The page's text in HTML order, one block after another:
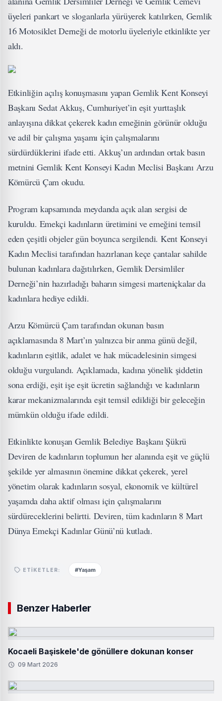
üyeleri pankart ve sloganlarla yürüyerek katılırken, Gemlik
16 Motosiklet Derneği de motorlu üyeleriyle etkinlikte yer
aldı.
Etkinliğin açılış konuşmasını yapan Gemlik Kent Konseyi
Başkanı Sedat Akkuş, Cumhuriyet’in eşit yurttaşlık
anlayışına dikkat çekerek kadın emeğinin görünür olduğu
ve adil bir çalışma yaşamı için çalışmalarını
sürdürdüklerini ifade etti. Akkuş’un ardından ortak basın
metnini Gemlik Kent Konseyi Kadın Meclisi Başkanı Arzu
Kömürcü Çam okudu.
Program kapsamında meydanda açık alan sergisi de
kuruldu. Emekçi kadınların üretimini ve emeğini temsil
eden çeşitli objeler gün boyunca sergilendi. Kent Konseyi
Kadın Meclisi tarafından hazırlanan keçe çantalar sahilde
bulunan kadınlara dağıtılırken, Gemlik Dersimliler
Derneği’nin hazırladığı baharın simgesi marteniçkalar da
kadınlara hediye edildi.
Arzu Kömürcü Çam tarafından okunan basın
açıklamasında 8 Mart’ın yalnızca bir anma günü değil,
kadınların eşitlik, adalet ve hak mücadelesinin simgesi
olduğu vurgulandı. Açıklamada, kadına yönelik şiddetin
sona erdiği, eşit işe eşit ücretin sağlandığı ve kadınların
karar mekanizmalarında eşit temsil edildiği bir geleceğin
mümkün olduğu ifade edildi.
Etkinlikte konuşan Gemlik Belediye Başkanı Şükrü
Deviren de kadınların toplumun her alanında eşit ve güçlü
şekilde yer almasının önemine dikkat çekerek, yerel
yönetim olarak kadınların sosyal, ekonomik ve kültürel
yaşamda daha aktif olması için çalışmalarını
sürdüreceklerini belirtti. Deviren, tüm kadınların 8 Mart
Dünya Emekçi Kadınlar Günü’nü kutladı.
ETIKETLER: #Yaşam
Benzer Haberler
Kocaeli Başiskele'de gönüllere dokunan konser
09 Mart 2026